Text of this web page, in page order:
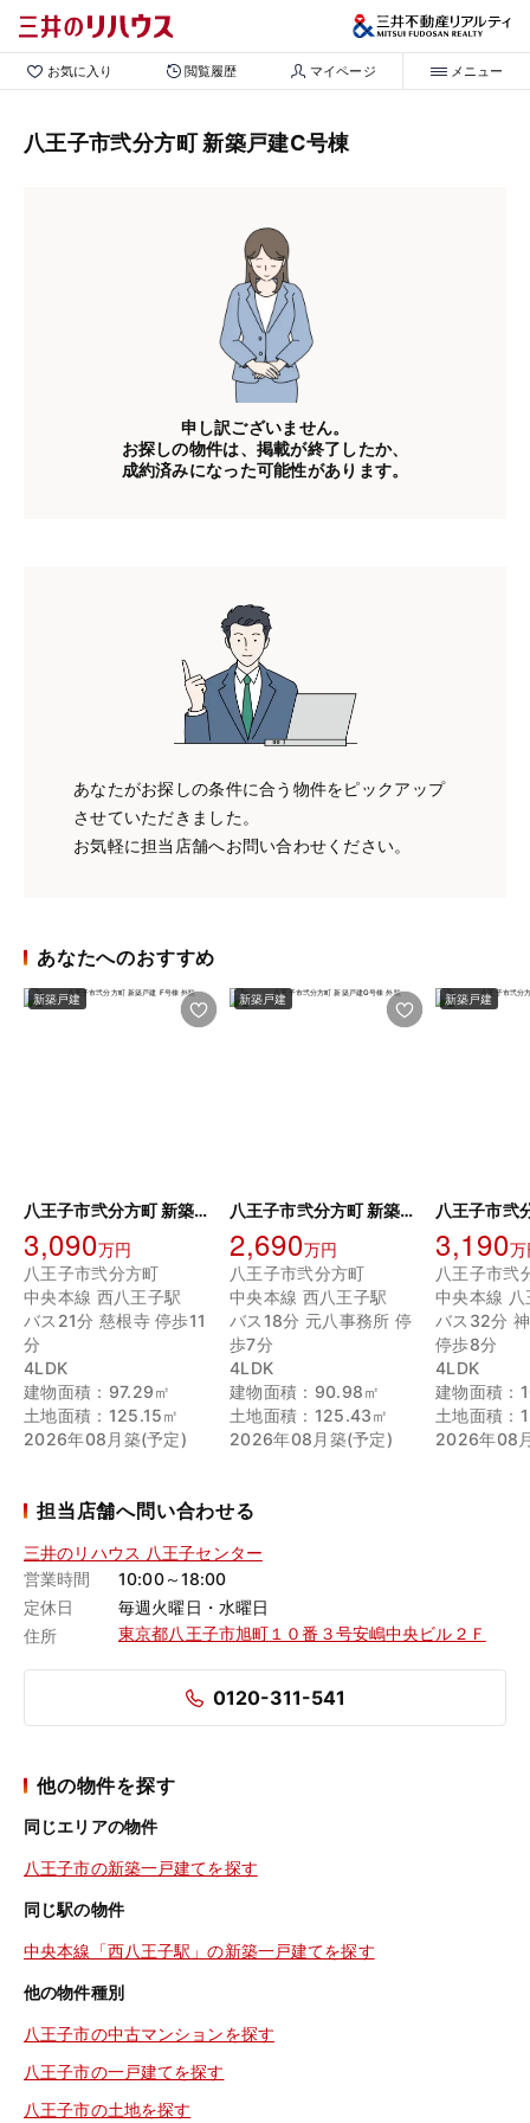
お気に入り 閲覧履歴 マイページ メニュー
八王子市弐分方町 新築戸建C号棟
申し訳ございません。
お探しの物件は、掲載が終了したか、
成約済みになった可能性があります。
あなたがお探しの条件に合う物件をピックアップ
させていただきました。
お気軽に担当店舗へお問い合わせください。
あなたへのおすすめ
新築戸建
八王子市弐分方町 新築戸建 F号棟
3,090万円
八王子市弐分方町
中央本線 西八王子駅
バス21分 慈根寺 停歩11
分
4LDK
建物面積：97.29㎡
土地面積：125.15㎡
2026年08月築(予定)
新築戸建
八王子市弐分方町 新築戸建G号棟
2,690万円
八王子市弐分方町
中央本線 西八王子駅
バス18分 元八事務所 停
歩7分
4LDK
建物面積：90.98㎡
土地面積：125.43㎡
2026年08月築(予定)
新築戸建
3,190万
八王子市弐
中央本線 八
バス32分
停歩8分
4LDK
建物面積：
土地面積：
2026年08
担当店舗へ問い合わせる
三井のリハウス 八王子センター
営業時間
10:00～18:00
定休日
毎週火曜日・水曜日
住所
東京都八王子市旭町１０番３号安嶋中央ビル２Ｆ
0120-311-541
他の物件を探す
同じエリアの物件
八王子市の新築一戸建てを探す
同じ駅の物件
中央本線「西八王子駅」の新築一戸建てを探す
他の物件種別
八王子市の中古マンションを探す
八王子市の一戸建てを探す
八王子市の土地を探す